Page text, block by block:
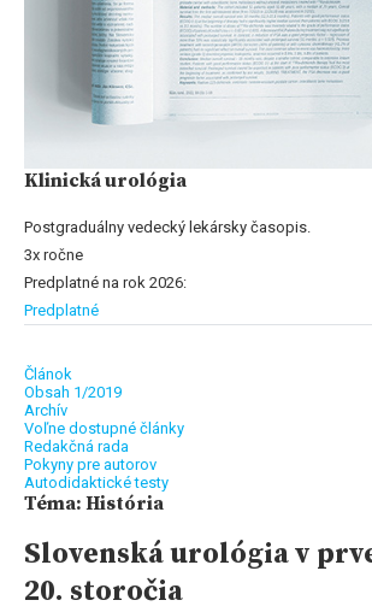
Klinická urológia
Postgraduálny vedecký lekársky časopis.
3x ročne
Predplatné na rok 2026:
Predplatné
Článok
Obsah 1/2019
Archív
Voľne dostupné články
Redakčná rada
Pokyny pre autorov
Autodidaktické testy
Téma: História
Slovenská urológia v
20. storočia